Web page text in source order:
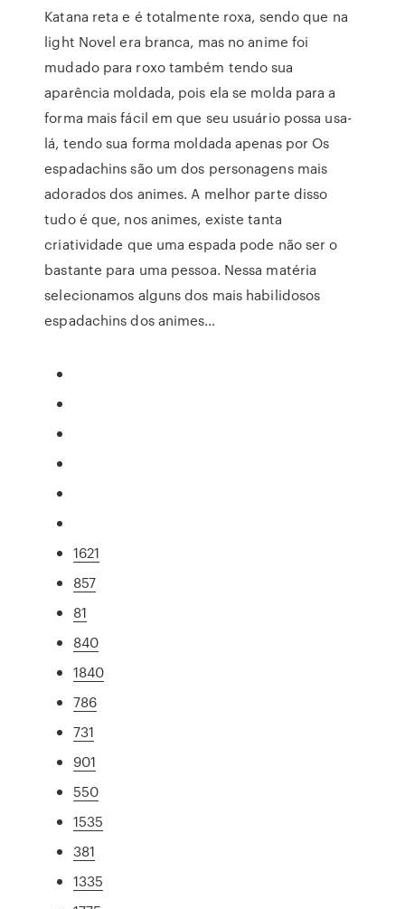
Katana reta e é totalmente roxa, sendo que na
light Novel era branca, mas no anime foi
mudado para roxo também tendo sua
aparência moldada, pois ela se molda para a
forma mais fácil em que seu usuário possa usa-
lá, tendo sua forma moldada apenas por Os
espadachins são um dos personagens mais
adorados dos animes. A melhor parte disso
tudo é que, nos animes, existe tanta
criatividade que uma espada pode não ser o
bastante para uma pessoa. Nessa matéria
selecionamos alguns dos mais habilidosos
espadachins dos animes…
1621
857
81
840
1840
786
731
901
550
1535
381
1335